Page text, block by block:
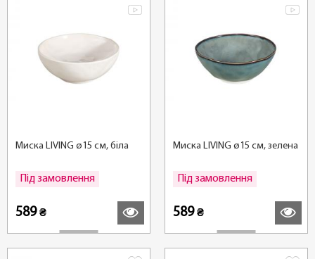
Миска LIVING ø15 см, біла
Під замовлення
589₴
Детальніше
Миска LIVING ø15 см, зелена
Під замовлення
589₴